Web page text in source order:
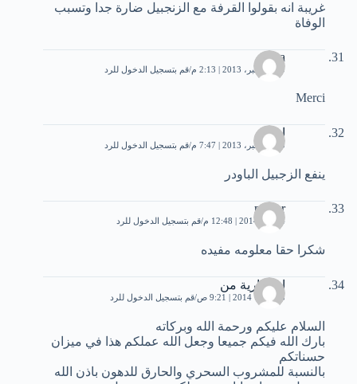
غريبة انه بقولوا القرفة مع الزنجبيل ضارة جدا وتسبب
الوفاة
sanaa
10 ديسمبر، 2013 | 2:13 م قم بتسجيل الدخول للرد
Merci
ايمان
10 ديسمبر، 2013 | 7:47 م قم بتسجيل الدخول للرد
ينفع الزجبيل الباودر
maher
4 يناير، 2014 | 12:48 م قم بتسجيل الدخول للرد
شكرا حقا معلومه مفيده
ام سارية من
5 فبراير، 2014 | 9:21 ص قم بتسجيل الدخول للرد
السلام عليكم ورحمة الله وبركاته
بارك الله فيكم جميعا وجعل الله عملكم هذا في ميزان
حسناتكم
بالنسبة للمشروب السحري والحارق للدهون باذن الله